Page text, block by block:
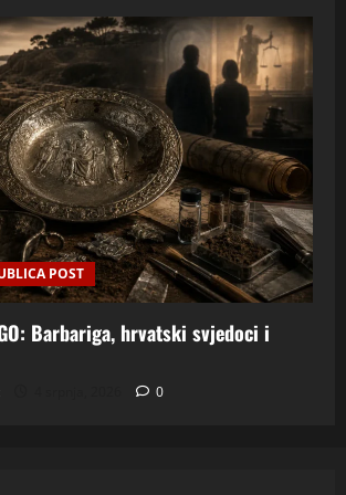
POST
Barbariga, hrvatski svjedoci i
0